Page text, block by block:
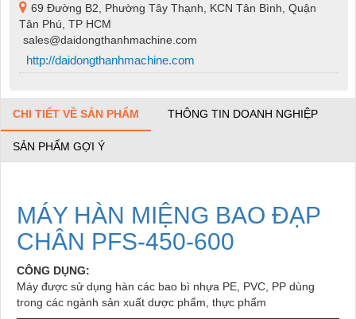
69 Đường B2, Phường Tây Thạnh, KCN Tân Bình, Quận
Tân Phú, TP HCM
sales@daidongthanhmachine.com
http://daidongthanhmachine.com
CHI TIẾT VỀ SẢN PHẨM THÔNG TIN DOANH NGHIỆP
SẢN PHẨM GỢI Ý
MÁY HÀN MIỆNG BAO ĐẠP
CHÂN PFS-450-600
CÔNG DỤNG:
Máy được sử dụng hàn các bao bì nhựa PE, PVC, PP dùng
trong các ngành sản xuất dược phẩm, thực phẩm